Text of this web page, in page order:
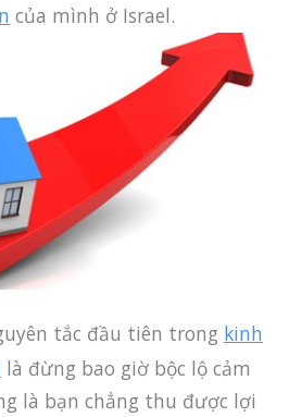
của mình ở Israel.
tắc đầu tiên trong kinh
là đừng bao giờ bộc lộ cảm
là bạn chẳng thu được lợi